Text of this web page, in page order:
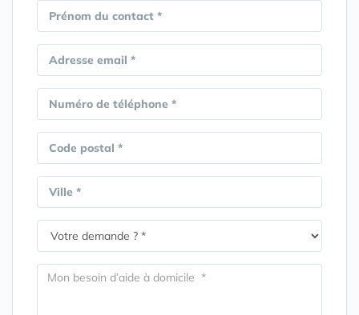
Prénom du contact *
Adresse email *
Numéro de téléphone *
Code postal *
Ville *